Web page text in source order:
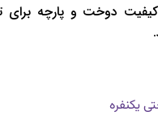
دوخت و پارچه برای
یکنفره